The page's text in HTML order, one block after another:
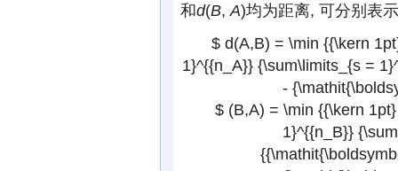
和d(B, A)均为距离, 可分别表
$ d(A,B) = \min {{\kern
1}^{{n_A}} {\sum\limits_{s =
-
$ (B,A) = \min {{\kern
1}^{{n_B}}